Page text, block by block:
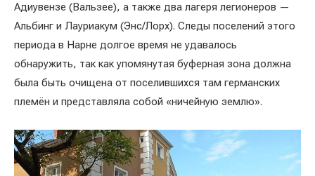
Адиувензе (Вальзее), а также два лагеря легионеров —
Альбинг и Лауриакум (Энс/Лорх). Следы поселений этого
периода в Нарне долгое время не удавалось
обнаружить, так как упомянутая буферная зона должна
была быть очищена от поселившихся там германских
племён и представляла собой «ничейную землю».